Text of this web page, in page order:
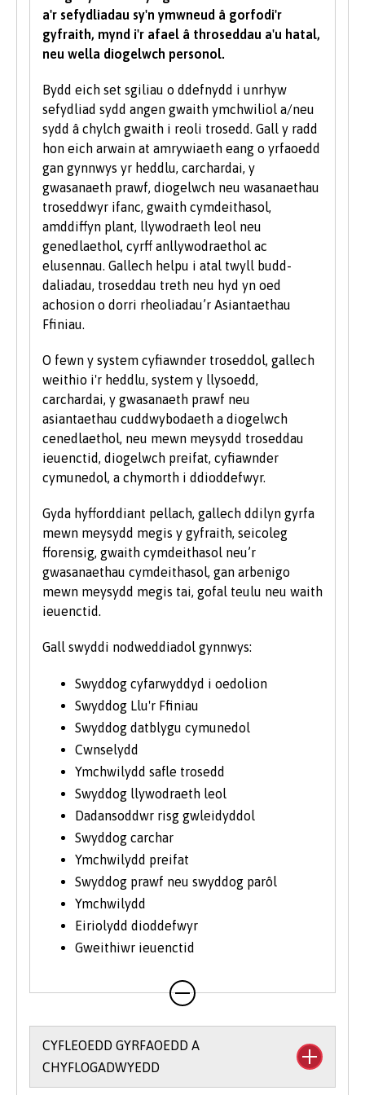
cyrsiau yn gofyn am raddau mewn pynciau
penodol. Yn dibynnu ar yr hyn yr hoffech ei
astudio gyda ni, efallai y bydd meini prawf
ychwanegol yn cael eu gosod - bydd y rhain
wedi eu nodi'n glir yn y gofynion mynediad
cwrs-benodol. Am eglurhad manwl o bwyntiau
tariff UCAS, ewch iwww.ucas.com.
Mae angen i bob myfyriwr feddu ar sgiliau
sylfaenol da ac mae'r Brifysgol hefyd yn gweld
gwerth mewn sgiliau TG a chyfathrebu.
Rydym yn derbyn myfyrwyr â phob math o
gymwysterau, profiadau a chefndiroedd ac yn
ystyried pob cais yn unigol. Fel rhan o bolisi’r
Brifysgol, rydym yn ystyried ceisiadau gan
ddarpar fyfyrwyr anabl ar yr un sail â phob
myfyriwr arall.
Rydym hefyd yn ystyried ceisiadau gan
ddysgwyr hŷn sydd â chymwysterau ansafonol
a/neu brofiad gwaith a all ddangos y
cymhelliant a'r ymrwymiad i astudio ar raglen
prifysgol. Rydym yn cofrestru nifer sylweddol o
fyfyrwyr hŷn bob blwyddyn. I gael rhagor o
wybodaeth am astudio fel myfyriwr hŷn, ewch
a'r sefydliadau sy'n ymwneud â gorfodi'r
gyfraith, mynd i'r afael â throseddau a'u hatal,
neu wella diogelwch personol.
Bydd eich set sgiliau o ddefnydd i unrhyw
sefydliad sydd angen gwaith ymchwiliol a/neu
sydd â chylch gwaith i reoli trosedd. Gall y radd
hon eich arwain at amrywiaeth eang o yrfaoedd
gan gynnwys yr heddlu, carchardai, y
gwasanaeth prawf, diogelwch neu wasanaethau
troseddwyr ifanc, gwaith cymdeithasol,
amddiffyn plant, llywodraeth leol neu
genedlaethol, cyrff anllywodraethol ac
elusennau. Gallech helpu i atal twyll budd-
daliadau, troseddau treth neu hyd yn oed
achosion o dorri rheoliadau’r Asiantaethau
Ffiniau.
O fewn y system cyfiawnder troseddol, gallech
weithio i'r heddlu, system y llysoedd,
carchardai, y gwasanaeth prawf neu
asiantaethau cuddwybodaeth a diogelwch
cenedlaethol, neu mewn meysydd troseddau
ieuenctid, diogelwch preifat, cyfiawnder
cymunedol, a chymorth i ddioddefwyr.
Gyda hyfforddiant pellach, gallech ddilyn gyrfa
mewn meysydd megis y gyfraith, seicoleg
fforensig, gwaith cymdeithasol neu’r
gwasanaethau cymdeithasol, gan arbenigo
mewn meysydd megis tai, gofal teulu neu waith
ieuenctid.
Gall swyddi nodweddiadol gynnwys:
Swyddog cyfarwyddyd i oedolion
Swyddog Llu'r Ffiniau
Swyddog datblygu cymunedol
Cwnselydd
Ymchwilydd safle trosedd
Swyddog llywodraeth leol
Dadansoddwr risg gwleidyddol
Swyddog carchar
Ymchwilydd preifat
Swyddog prawf neu swyddog parôl
Ymchwilydd
Eiriolydd dioddefwyr
Gweithiwr ieuenctid
CYFLEOEDD GYRFAOEDD A
CHYFLOGADWYEDD